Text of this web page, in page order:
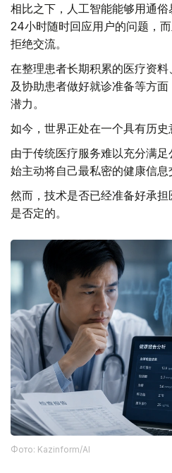
相比之下，人工智能能够用通
24小时随时回应用户的问题，
拒绝交流。
在整理患者长期积累的医疗资
及协助患者做好就诊准备等方
潜力。
如今，世界正处在一个具有历史
由于传统医疗服务难以充分满
始主动将自己最私密的健康信息
然而，技术是否已经准备好承
是否定的。
Фото: Kazinform/AI